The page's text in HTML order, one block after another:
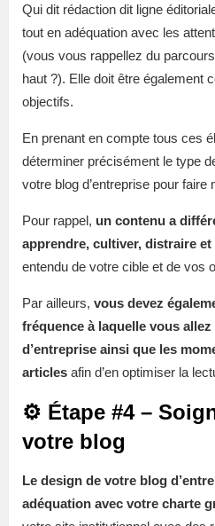
Qui dit rédaction dit ligne
tout en adéquation avec les
(vous vous rappellez du
haut ?). Elle doit être également
objectifs.
En prenant en compte tous ces
déterminer précisément le type
votre blog d’entreprise pour faire
Pour rappel, un contenu a
apprendre, cultiver, distraire
entendu de votre cible et de vos
Par ailleurs, vous devez
fréquence à laquelle vous
d’entreprise ainsi que les
articles afin d’en optimiser la
⚙️ Étape #4 –
votre blog
Le design de votre blog
adéquation avec votre charte